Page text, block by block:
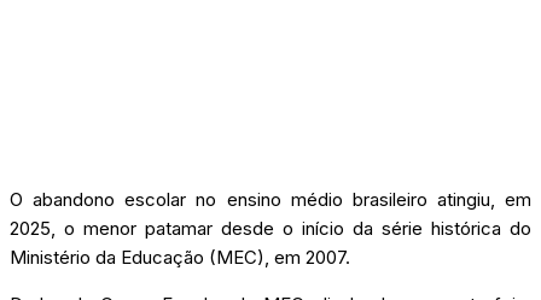
O abandono escolar no ensino médio brasileiro atingiu, em
2025, o menor patamar desde o início da série histórica do
Ministério da Educação (MEC), em 2007.